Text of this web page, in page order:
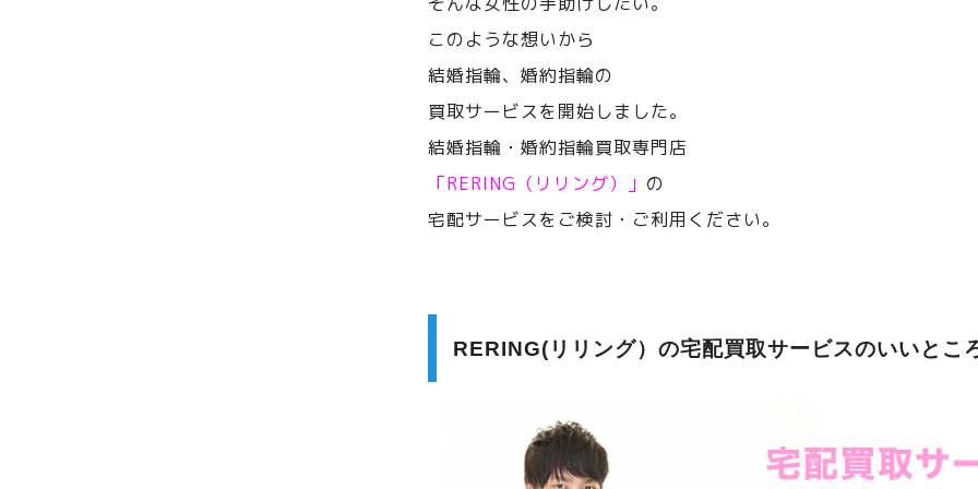
このような想いから
結婚指輪、婚約指輪の
買取サービスを開始しました。
結婚指輪・婚約指輪買取専門店
「RERING（リリング）」 の
宅配サービスをご検討・ご利用ください。
RERING(リリング）の宅配買取サービスのいいとこ